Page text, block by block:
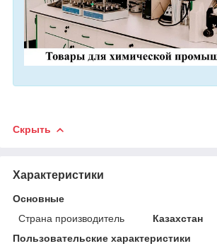
Скрыть
Характеристики
Основные
Страна производитель
Казахстан
Пользовательские характеристики